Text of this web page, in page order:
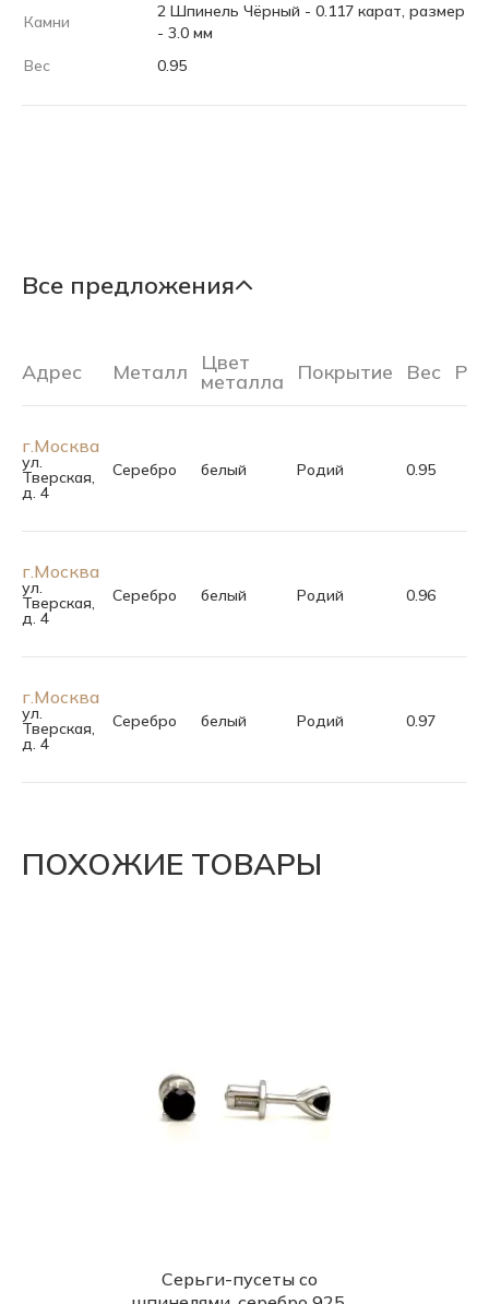
Камни
2 Шпинель Чёрный - 0.117 карат, размер
- 3.0 мм
Вес
0.95
Все предложения
Адрес Металл Цвет
металла Покрытие Вес
г.Москва
ул.
Тверская,
д. 4
Серебро белый Родий 0.95
г.Москва
ул.
Тверская,
д. 4
Серебро белый Родий 0.96
г.Москва
ул.
Тверская,
д. 4
Серебро белый Родий 0.97
ПОХОЖИЕ ТОВАРЫ
Серьги-пусеты со